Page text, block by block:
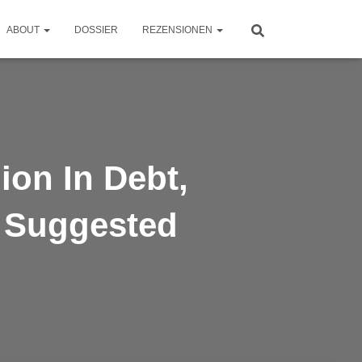
ABOUT DOSSIER REZENSIONEN
In Debt,